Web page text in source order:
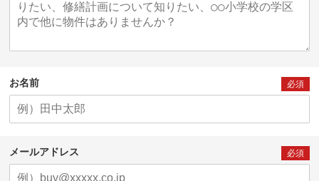
お名前 必須
メールアドレス 必須